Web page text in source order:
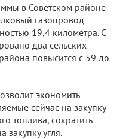
в Советском районе
газопровод
19,4 километра. С
два сельских
повысится с 59 до
экономить
сейчас на закупку
топлива, сократить
закупку угля.